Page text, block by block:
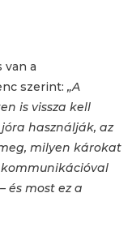
van a
szerint: „A
is vissza kell
használják, az
milyen károkat
kommunikációval
és most ez a